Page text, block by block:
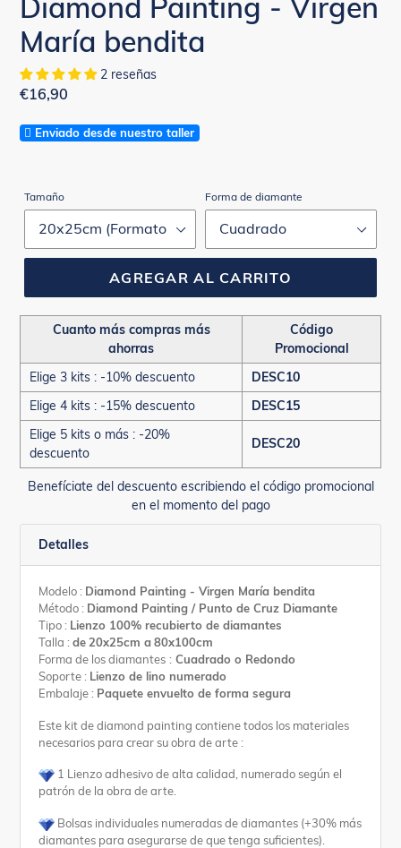
María bendita
2 reseñas
Precio
€16,90
Enviado desde nuestro taller
Tamaño Forma de diamante
AGREGAR AL CARRITO
Cuanto más compras más
ahorras
Código
Promocional
Elige 3 kits : -10% descuento
DESC10
Elige 4 kits : -15% descuento
DESC15
Elige 5 kits o más : -20%
descuento
DESC20
Benefíciate del descuento escribiendo el código promocional
en el momento del pago
Detalles
Modelo : Diamond Painting - Virgen María bendita
Método : Diamond Painting / Punto de Cruz Diamante
Tipo : Lienzo 100% recubierto de diamantes
Talla : de20x25cm a 80x100cm
Forma de los diamantes : Cuadrado o Redondo
Soporte : Lienzo de lino numerado
Embalaje : Paquete envuelto de forma segura
Este kit de diamond painting contiene todos los materiales
necesarios para crear su obra de arte :
1 Lienzo adhesivo de alta calidad, numerado según el
patrón de la obra de arte.
Bolsas individuales numeradas de diamantes (+30% más
diamantes para asegurarse de que tenga suficientes).